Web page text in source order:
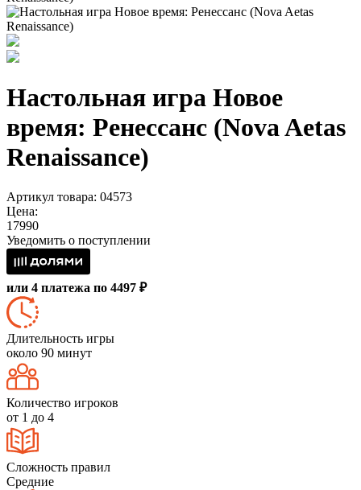
Настольная игра Новое
время: Ренессанс (Nova Aetas
Renaissance)
Артикул товара: 04573
Цена:
17990
Уведомить о поступлении
или 4 платежа по 4497 ₽
Длительность игры
около 90 минут
Количество игроков
от 1 до 4
Сложность правил
Средние